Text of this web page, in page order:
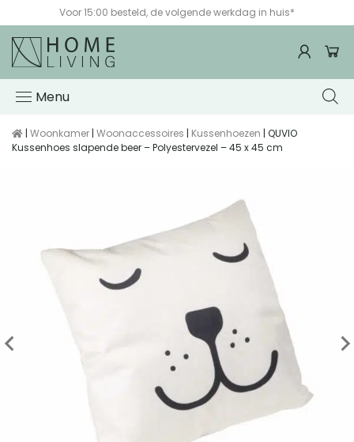
Voor 15:00 besteld, de volgende werkdag in huis*
Menu
| Woonkamer | Woonaccessoires | Kussenhoezen | QUVIO
Kussenhoes slapende beer – Polyestervezel – 45 x 45 cm